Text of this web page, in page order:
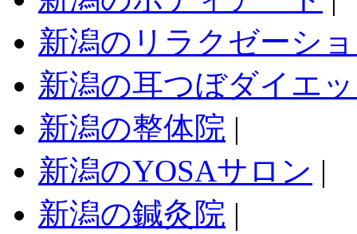
新潟のリラクゼーシ
新潟の耳つぼダイエ
新潟の整体院 |
新潟のYOSAサロン |
新潟の鍼灸院 |